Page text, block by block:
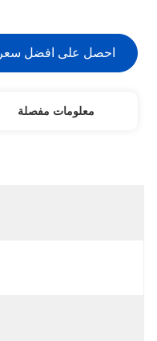
احصل على افضل سعر
معلومات مفصلة